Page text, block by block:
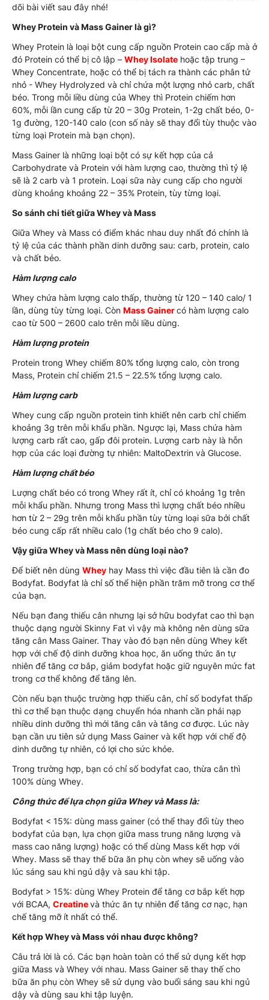
dõi bài viết sau đây nhé!
Whey Protein và Mass Gainer là gì?
Whey Protein là loại bột cung cấp nguồn Protein cao cấp mà ở
đó Protein có thể bị cô lập – Whey Isolate hoặc tập trung –
Whey Concentrate, hoặc có thể bị tách ra thành các phân tử
nhỏ - Whey Hydrolyzed và chỉ chứa một lượng nhỏ carb, chất
béo. Trong mỗi liều dùng của Whey thì Protein chiếm hơn
60%, mỗi lần cung cấp từ 20 – 30g Protein, 1-2g chất béo, 0-
1g đường, 120-140 calo (con số này sẽ thay đổi tùy thuộc vào
từng loại Protein mà bạn chọn).
Mass Gainer là những loại bột có sự kết hợp của cả
Carbohydrate và Protein với hàm lượng cao, thường thì tỷ lệ
sẽ là 2 carb và 1 protein. Loại sữa này cung cấp cho người
dùng khoảng khoảng 22 – 35% Protein, tùy từng loại.
So sánh chi tiết giữa Whey và Mass
Giữa Whey và Mass có điểm khác nhau duy nhất đó chính là
tỷ lệ của các thành phần dinh dưỡng sau: carb, protein, calo
và chất béo.
Hàm lượng calo
Whey chứa hàm lượng calo thấp, thường từ 120 – 140 calo/ 1
lần, dùng tùy từng loại. Còn Mass Gainercó hàm lượng calo
cao từ 500 – 2600 calo trên mỗi liều dùng.
Hàm lượng protein
Protein trong Whey chiếm 80% tổng lượng calo, còn trong
Mass, Protein chỉ chiếm 21.5 – 22.5% tổng lượng calo.
Hàm lượng carb
Whey cung cấp nguồn protein tinh khiết nên carb chỉ chiếm
khoảng 3g trên mỗi khẩu phần. Ngược lại, Mass chứa hàm
lượng carb rất cao, gấp đôi protein. Lượng carb này là hỗn
hợp của các loại đường tự nhiên: MaltoDextrin và Glucose.
Hàm lượng chất béo
Lượng chất béo có trong Whey rất ít, chỉ có khoảng 1g trên
mỗi khẩu phần. Nhưng trong Mass thì lượng chất béo nhiều
hơn từ 2 – 29g trên mỗi khẩu phần tùy từng loại sữa bởi chất
béo cung cấp rất nhiều calo (1g chất béo cho 9 calo).
Vậy giữa Whey và Mass nên dùng loại nào?
Để biết nên dùng Whey hay Mass thì việc đầu tiên là cần đo
Bodyfat. Bodyfat là chỉ số thể hiện phần trăm mỡ trong cơ thể
của bạn.
Nếu bạn đang thiếu cân nhưng lại sở hữu bodyfat cao thì bạn
thuộc dạng người Skinny Fat vì vậy mà không nên dùng sữa
tăng cân Mass Gainer. Thay vào đó bạn nên dùng Whey kết
hợp với chế độ dinh dưỡng khoa học, ăn uống thức ăn tự
nhiên để tăng cơ bắp, giảm bodyfat hoặc giữ nguyên mức fat
trong cơ thể không để tăng lên.
Còn nếu bạn thuộc trường hợp thiếu cân, chỉ số bodyfat thấp
thì cơ thể bạn thuộc dạng chuyển hóa nhanh cần phải nạp
nhiều dinh dưỡng thì mới tăng cân và tăng cơ được. Lúc này
bạn cần ưu tiên sử dụng Mass Gainer và kết hợp với chế độ
dinh dưỡng tự nhiên, có lợi cho sức khỏe.
Trong trường hợp, bạn có chỉ số bodyfat cao, thừa cân thì
100% dùng Whey.
Công thức để lựa chọn giữa Whey và Mass là:
Bodyfat < 15%: dùng mass gainer (có thể thay đổi tùy theo
bodyfat của bạn, lựa chọn giữa mass trung năng lượng và
mass cao năng lượng) hoặc có thể dùng Mass kết hợp với
Whey. Mass sẽ thay thế bữa ăn phụ còn whey sẽ uống vào
lúc sáng sau khi ngủ dậy và sau khi tập.
Bodyfat > 15%: dùng Whey Protein để tăng cơ bắp kết hợp
với BCAA, Creatinevà thức ăn tự nhiên để tăng cơ nạc, hạn
chế tăng mỡ ít nhất có thể.
Kết hợp Whey và Mass với nhau được không?
Câu trả lời là có. Các bạn hoàn toàn có thể sử dụng kết hợp
giữa Mass và Whey với nhau. Mass Gainer sẽ thay thế cho
bữa ăn phụ còn Whey sẽ sử dụng vào buổi sáng sau khi ngủ
dậy và dùng sau khi tập luyện.